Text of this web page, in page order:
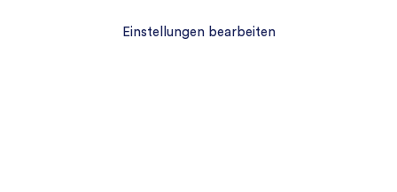
Einstellungen bearbeiten